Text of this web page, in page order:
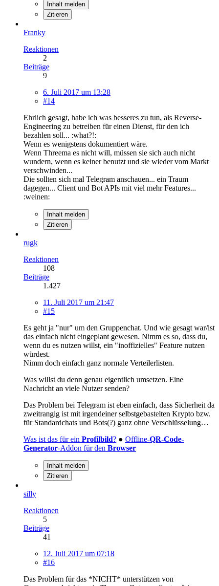
Inhalt melden
Zitieren
Franky
Reaktionen
2
Beiträge
9
6. Juli 2017 um 13:28
#14
Ehrlich gesagt, habe ich was besseres zu tun, als Reverse-
Engineering zu betreiben für einen Dienst, für den ich
bezahlen soll... :what?!:
Wenn es wenigstens dokumentiert wäre.
Wenn Threema es nicht will, müssen sie sich auch nicht
wundern, wenn es keiner benutzt und sie wieder vom Markt
verschwinden...
Die sollten sich mal Telegram anschauen... ein Traum
dagegen... Client und Bot APIs mit viel mehr Features...
:weinen:
Inhalt melden
Zitieren
rugk
Reaktionen
108
Beiträge
1.427
11. Juli 2017 um 21:47
#15
Es geht ja "nur" um den Gruppenchat. Und wie gesagt war/ist
das einfach nicht eingeplant gewesen. Nimm es so, dass du,
wenn du es nutzen willst, ein "inoffizielles" Feature nutzen
würdest.
Nimm doch einfach ganz normale Verteilerlisten.
Was willst du denn genau eigentlich umsetzen. Eine
Nachricht an viele Nutzer senden?
Das Problem bei Telegram ist eben einfach, dass Sicherheit da
zweitrangig ist mit irgendeiner selbstgebastelten Krypto bzw.
für Standardchats und Bots(?) ganz ohne Verschlüsselung…
Was ist das für ein Profilbild? ● Offline-QR-Code-
Generator-Addon für den Browser
Inhalt melden
Zitieren
silly
Reaktionen
5
Beiträge
41
12. Juli 2017 um 07:18
#16
Das Problem für das *NICHT* unterstützen von